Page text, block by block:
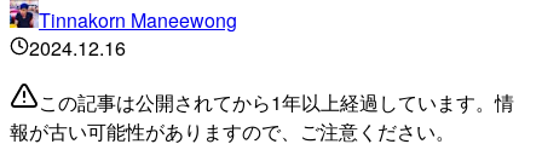
Tinnakorn Maneewong
2024.12.16
この記事は公開されてから1年以上経過しています。情
報が古い可能性がありますので、ご注意ください。